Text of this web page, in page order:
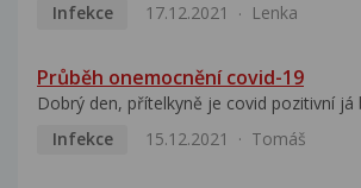
Infekce
17.12.2021 Lenka
Průběh onemocnění covid-19
Dobrý den, přítelkyně je covid pozitivní já
Infekce
15.12.2021 Tomáš